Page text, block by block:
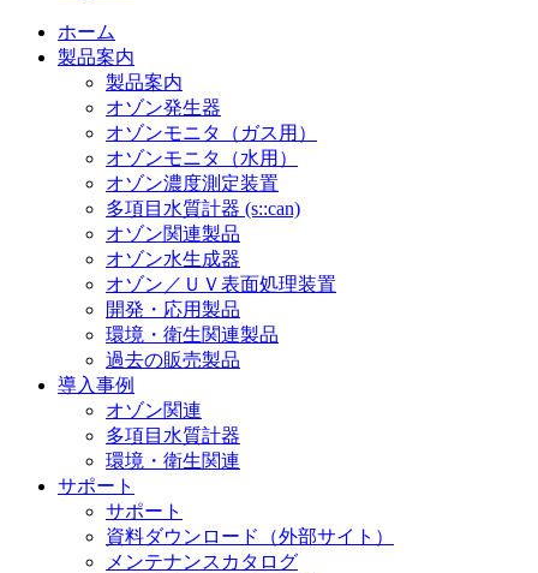
ホーム
製品案内
製品案内
オゾン発生器
オゾンモニタ（ガス用）
オゾンモニタ（水用）
オゾン濃度測定装置
多項目水質計器 (s::can)
オゾン関連製品
オゾン水生成器
オゾン／ＵＶ表面処理装置
開発・応用製品
環境・衛生関連製品
過去の販売製品
導入事例
オゾン関連
多項目水質計器
環境・衛生関連
サポート
サポート
資料ダウンロード（外部サイト）
メンテナンスカタログ